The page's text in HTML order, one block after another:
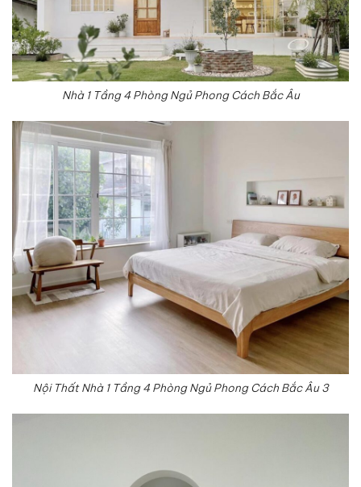
Nhà 1 Tầng 4 Phòng Ngủ Phong Cách Bắc Âu
Nội Thất Nhà 1 Tầng 4 Phòng Ngủ Phong Cách Bắc Âu 3